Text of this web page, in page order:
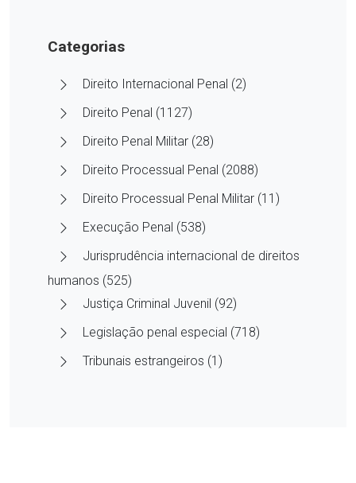
Categorias
Direito Internacional Penal (2)
Direito Penal (1127)
Direito Penal Militar (28)
Direito Processual Penal (2088)
Direito Processual Penal Militar (11)
Execução Penal (538)
Jurisprudência internacional de direitos
humanos (525)
Justiça Criminal Juvenil (92)
Legislação penal especial (718)
Tribunais estrangeiros (1)